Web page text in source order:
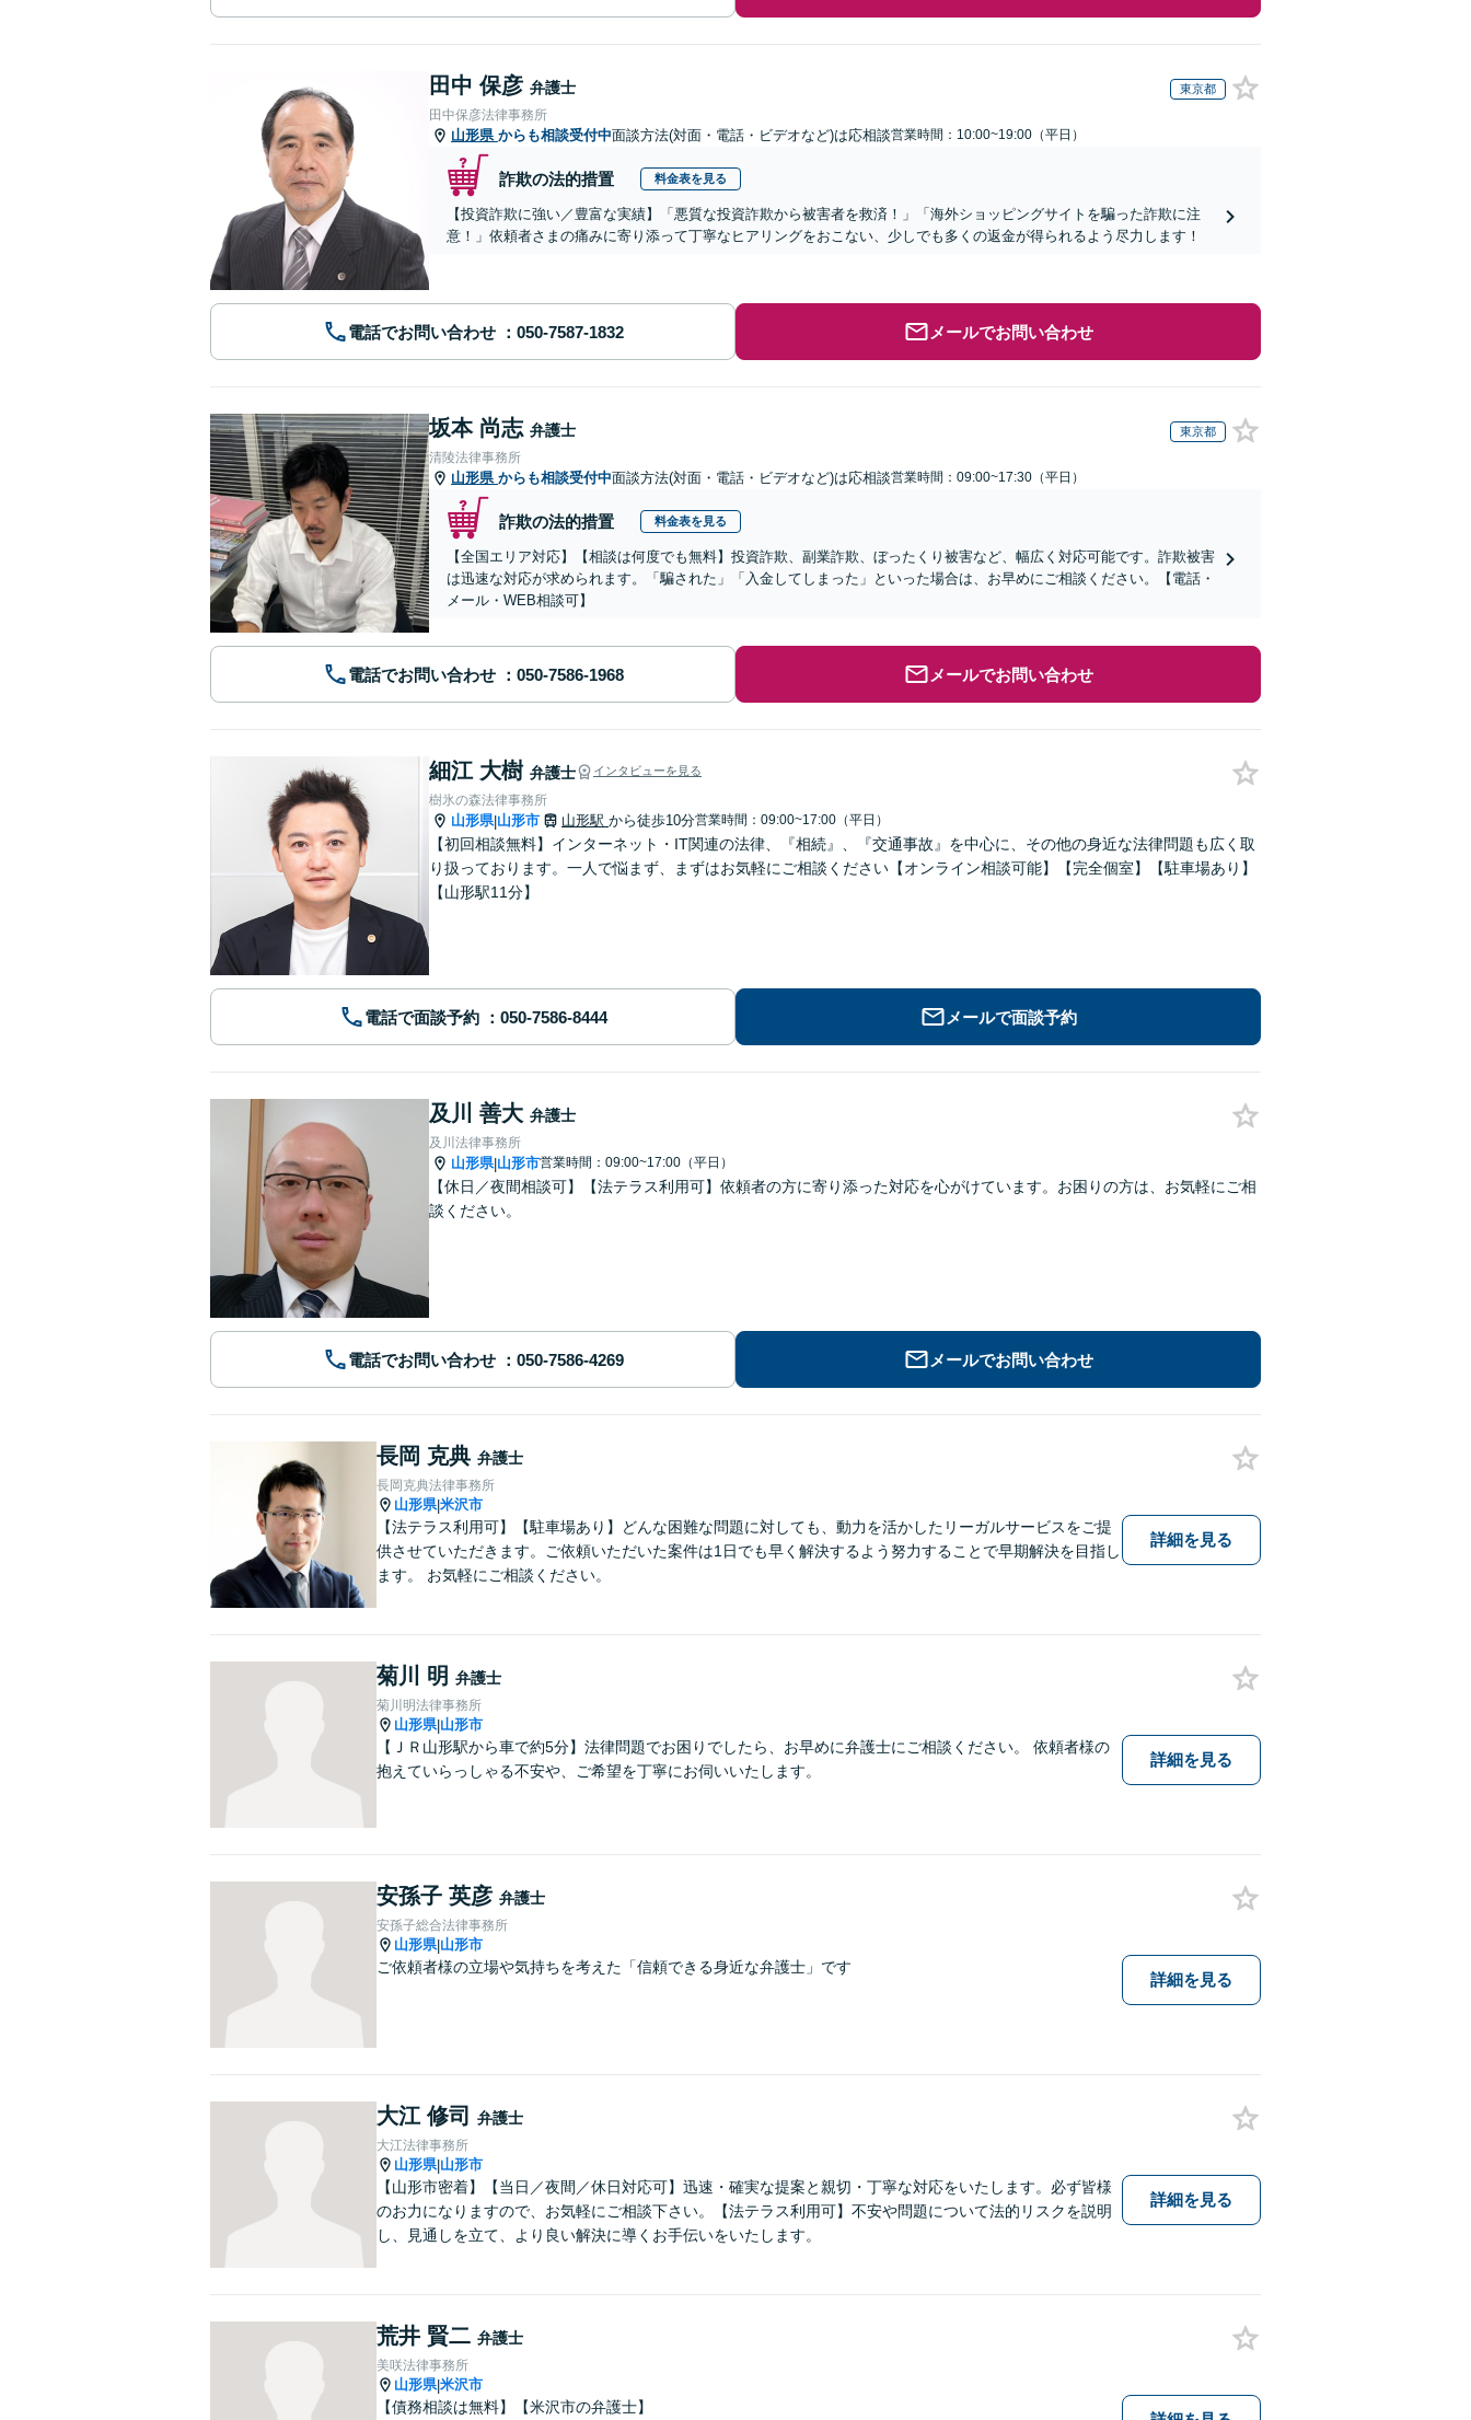
田中 保彦 弁護士 東京都
田中保彦法律事務所
山形県 からも相談受付中面談方法(対面・電話・ビデオなど)は応相談営業時間：10:00~19:00（平日）
詐欺の法的措置 料金表を見る
【投資詐欺に強い／豊富な実績】「悪質な投資詐欺から被害者を救済！」「海外ショッピングサイトを騙った詐欺に注
意！」依頼者さまの痛みに寄り添って丁寧なヒアリングをおこない、少しでも多くの返金が得られるよう尽力します！
電話でお問い合わせ メールでお問い合わせ
坂本 尚志 弁護士 東京都
清陵法律事務所
山形県 からも相談受付中面談方法(対面・電話・ビデオなど)は応相談営業時間：09:00~17:30（平日）
詐欺の法的措置 料金表を見る
【全国エリア対応】【相談は何度でも無料】投資詐欺、副業詐欺、ぼったくり被害など、幅広く対応可能です。詐欺被害
は迅速な対応が求められます。「騙された」「入金してしまった」といった場合は、お早めにご相談ください。【電話・
メール・WEB相談可】
電話でお問い合わせ メールでお問い合わせ
細江 大樹 弁護士 インタビューを見る
樹氷の森法律事務所
山形県|山形市 山形駅 から徒歩10分営業時間：09:00~17:00（平日）
【初回相談無料】インターネット・IT関連の法律、『相続』、『交通事故』を中心に、その他の身近な法律問題も広く取
り扱っております。一人で悩まず、まずはお気軽にご相談ください【オンライン相談可能】【完全個室】【駐車場あり】
【山形駅11分】
電話で面談予約 メールで面談予約
及川 善大 弁護士
及川法律事務所
山形県|山形市営業時間：09:00~17:00（平日）
【休日／夜間相談可】【法テラス利用可】依頼者の方に寄り添った対応を心がけています。お困りの方は、お気軽にご相
談ください。
電話でお問い合わせ メールでお問い合わせ
長岡 克典 弁護士
長岡克典法律事務所
山形県|米沢市
【法テラス利用可】【駐車場あり】どんな困難な問題に対しても、動力を活かしたリーガルサービスをご提
供させていただきます。ご依頼いただいた案件は1日でも早く解決するよう努力することで早期解決を目指し
ます。 お気軽にご相談ください。
詳細を見る
菊川 明 弁護士
菊川明法律事務所
山形県|山形市
【ＪＲ山形駅から車で約5分】法律問題でお困りでしたら、お早めに弁護士にご相談ください。 依頼者様の
抱えていらっしゃる不安や、ご希望を丁寧にお伺いいたします。
詳細を見る
安孫子 英彦 弁護士
安孫子総合法律事務所
山形県|山形市
ご依頼者様の立場や気持ちを考えた「信頼できる身近な弁護士」です
詳細を見る
大江 修司 弁護士
大江法律事務所
山形県|山形市
【山形市密着】【当日／夜間／休日対応可】迅速・確実な提案と親切・丁寧な対応をいたします。必ず皆様
のお力になりますので、お気軽にご相談下さい。【法テラス利用可】不安や問題について法的リスクを説明
し、見通しを立て、より良い解決に導くお手伝いをいたします。
詳細を見る
荒井 賢二 弁護士
美咲法律事務所
山形県|米沢市
【債務相談は無料】【米沢市の弁護士】